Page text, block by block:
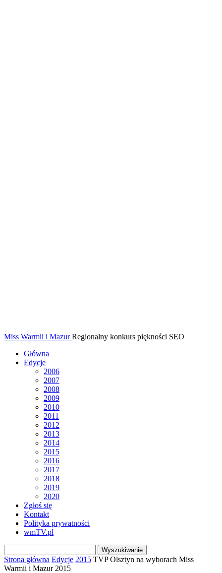
Miss Warmii i Mazur Regionalny konkurs piękności SEO
Główna
Edycje
2006
2007
2008
2009
2010
2011
2012
2013
2014
2015
2016
2017
2018
2019
2020
Zgłoś się
Kontakt
Polityka prywatności
wmTV.pl
Strona główna Edycje 2015 TVP Olsztyn na wyborach Miss
Warmii i Mazur 2015